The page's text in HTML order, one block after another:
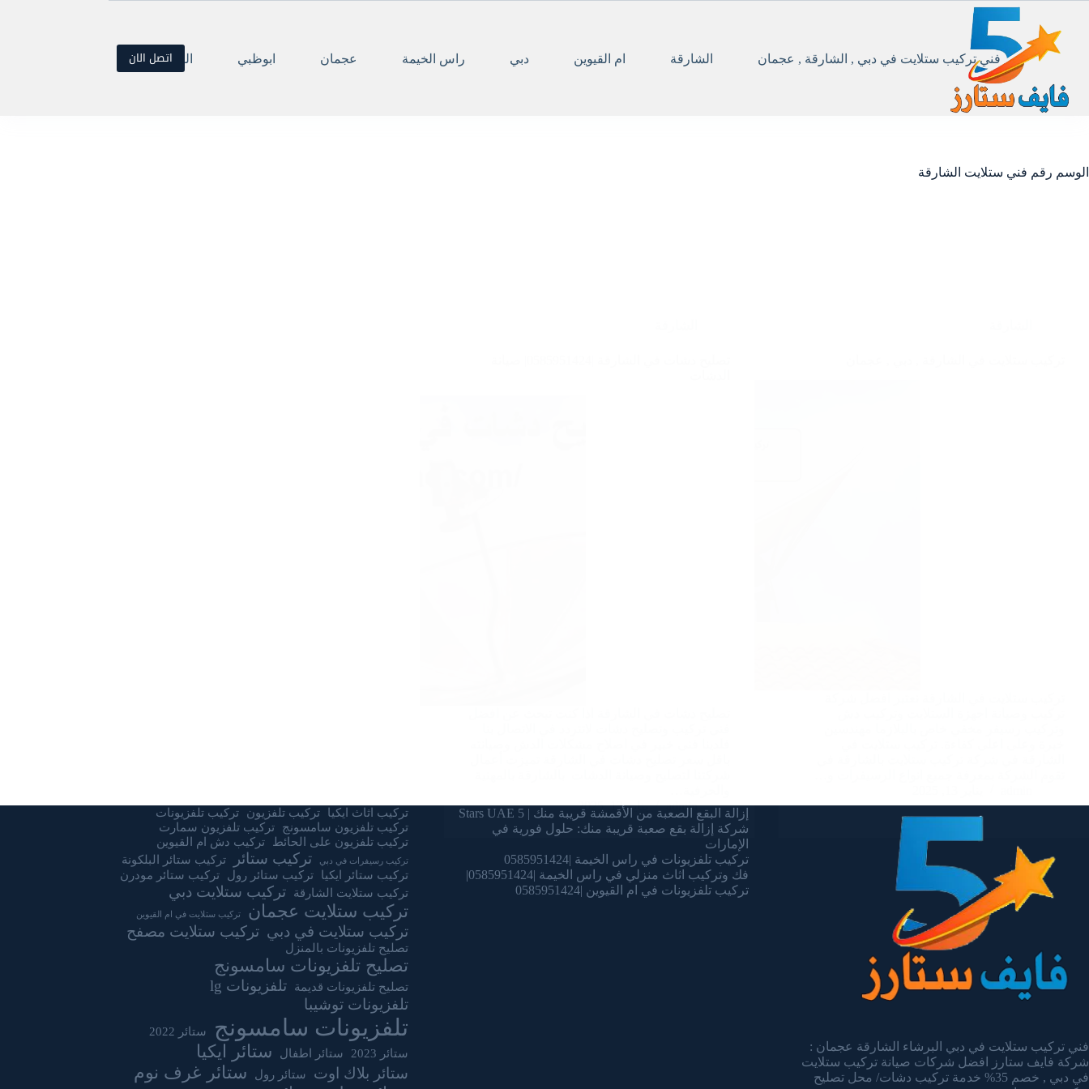
المحتوى
فني تركيب ستلايت في دبي , الشارقة , عجمان
الشارقة ام القيوين دبي راس الخيمة عجمان ابوظبي العيناتصل الان
الوسم رقم فني ستلايت الشارقة
admin
يناير 13, 2025
فني تركيب ستلايت في دبي البرشاء الشارقة عجمان :
شركة فايف ستارز افضل شركات صيانة تركيب ستلايت
في دبي , خصم 35% خدمة تركيب دشات/ محل تصليح
إزالة البقع الصعبة من الأقمشة قريبة منك | 5 Stars UAE
شركة إزالة بقع صعبة قريبة منك: حلول فورية في
الإمارات
تركيب تلفزيونات في راس الخيمة |0585951424
فك وتركيب اثاث منزلي في راس الخيمة |0585951424|
تركيب تلفزيونات في ام القيوين |0585951424
تركيب اثاث ايكيا تركيب تلفزيون
تركيب تلفزيونات
تركيب تلفزيون سامسونج
تركيب تلفزيون سمارت
تركيب تلفزيون على الحائط
تركيب دش ام القيوين
تركيب رسيفرات في دبي تركيب ستائر
تركيب ستائر البلكونة
تركيب ستائر ايكيا
تركيب ستائر رول
تركيب ستائر مودرن
تركيب ستلايت الشارقة
تركيب ستلايت دبي
تركيب ستلايت عجمان تركيب ستلايت في ام القيوين
تركيب ستلايت في دبي تركيب ستلايت مصفح
تصليح تلفزيونات بالمنزل
تصليح تلفزيونات سامسونج
تصليح تلفزيونات قديمة
تلفزيونات lg
تلفزيونات توشيبا
تلفزيونات سامسونج
ستائر 2022
ستائر 2023
ستائر اطفال ستائر ايكيا
ستائر بلاك اوت ستائر رول
ستائر غرف نوم